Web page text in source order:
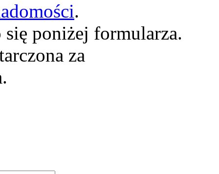
.
się poniżej formularza.
za